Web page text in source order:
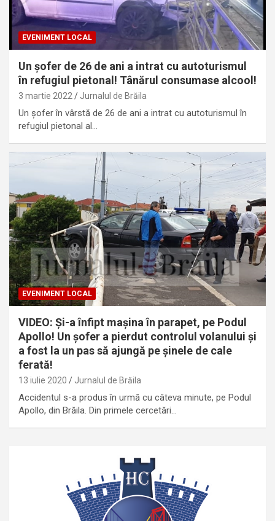
EVENIMENT LOCAL
Un șofer de 26 de ani a intrat cu autoturismul
în refugiul pietonal! Tânărul consumase alcool!
3 martie 2022 Jurnalul de Brăila
Un șofer în vârstă de 26 de ani a intrat cu autoturismul în
refugiul pietonal al…
EVENIMENT LOCAL
VIDEO: Și-a înfipt mașina în parapet, pe Podul
Apollo! Un șofer a pierdut controlul volanului și
a fost la un pas să ajungă pe șinele de cale
ferată!
13 iulie 2020 Jurnalul de Brăila
Accidentul s-a produs în urmă cu câteva minute, pe Podul
Apollo, din Brăila. Din primele cercetări…